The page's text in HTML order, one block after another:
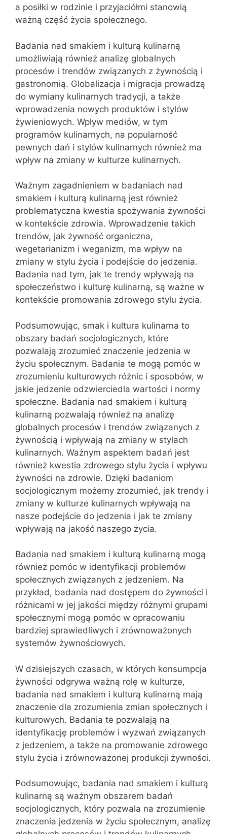
a posiłki w rodzinie i przyjaciółmi stanowią
ważną część życia społecznego.
Badania nad smakiem i kulturą kulinarną
umożliwiają również analizę globalnych
procesów i trendów związanych z żywnością i
gastronomią. Globalizacja i migracja prowadzą
do wymiany kulinarnych tradycji, a także
wprowadzenia nowych produktów i stylów
żywieniowych. Wpływ mediów, w tym
programów kulinarnych, na popularność
pewnych dań i stylów kulinarnych również ma
wpływ na zmiany w kulturze kulinarnych.
Ważnym zagadnieniem w badaniach nad
smakiem i kulturą kulinarną jest również
problematyczna kwestia spożywania żywności
w kontekście zdrowia. Wprowadzenie takich
trendów, jak żywność organiczna,
wegetarianizm i weganizm, ma wpływ na
zmiany w stylu życia i podejście do jedzenia.
Badania nad tym, jak te trendy wpływają na
społeczeństwo i kulturę kulinarną, są ważne w
kontekście promowania zdrowego stylu życia.
Podsumowując, smak i kultura kulinarna to
obszary badań socjologicznych, które
pozwalają zrozumieć znaczenie jedzenia w
życiu społecznym. Badania te mogą pomóc w
zrozumieniu kulturowych różnic i sposobów, w
jakie jedzenie odzwierciedla wartości i normy
społeczne. Badania nad smakiem i kulturą
kulinarną pozwalają również na analizę
globalnych procesów i trendów związanych z
żywnością i wpływają na zmiany w stylach
kulinarnych. Ważnym aspektem badań jest
również kwestia zdrowego stylu życia i wpływu
żywności na zdrowie. Dzięki badaniom
socjologicznym możemy zrozumieć, jak trendy i
zmiany w kulturze kulinarnych wpływają na
nasze podejście do jedzenia i jak te zmiany
wpływają na jakość naszego życia.
Badania nad smakiem i kulturą kulinarną mogą
również pomóc w identyfikacji problemów
społecznych związanych z jedzeniem. Na
przykład, badania nad dostępem do żywności i
różnicami w jej jakości między różnymi grupami
społecznymi mogą pomóc w opracowaniu
bardziej sprawiedliwych i zrównoważonych
systemów żywnościowych.
W dzisiejszych czasach, w których konsumpcja
żywności odgrywa ważną rolę w kulturze,
badania nad smakiem i kulturą kulinarną mają
znaczenie dla zrozumienia zmian społecznych i
kulturowych. Badania te pozwalają na
identyfikację problemów i wyzwań związanych
z jedzeniem, a także na promowanie zdrowego
stylu życia i zrównoważonej produkcji żywności.
Podsumowując, badania nad smakiem i kulturą
kulinarną są ważnym obszarem badań
socjologicznych, który pozwala na zrozumienie
znaczenia jedzenia w życiu społecznym, analizę